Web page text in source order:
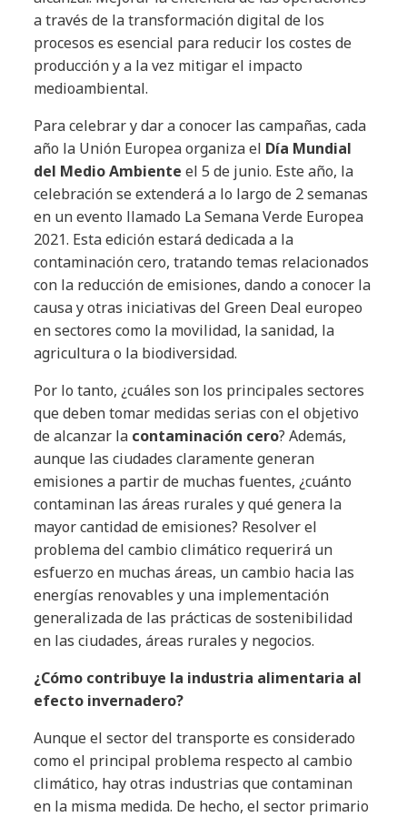
a través de la transformación digital de los
procesos es esencial para reducir los costes de
producción y a la vez mitigar el impacto
medioambiental.
Para celebrar y dar a conocer las campañas, cada
año la Unión Europea organiza el Día Mundial
del Medio Ambiente el 5 de junio. Este año, la
celebración se extenderá a lo largo de 2 semanas
en un evento llamado La Semana Verde Europea
2021. Esta edición estará dedicada a la
contaminación cero, tratando temas relacionados
con la reducción de emisiones, dando a conocer la
causa y otras iniciativas del Green Deal europeo
en sectores como la movilidad, la sanidad, la
agricultura o la biodiversidad.
Por lo tanto, ¿cuáles son los principales sectores
que deben tomar medidas serias con el objetivo
de alcanzar la contaminación cero? Además,
aunque las ciudades claramente generan
emisiones a partir de muchas fuentes, ¿cuánto
contaminan las áreas rurales y qué genera la
mayor cantidad de emisiones? Resolver el
problema del cambio climático requerirá un
esfuerzo en muchas áreas, un cambio hacia las
energías renovables y una implementación
generalizada de las prácticas de sostenibilidad
en las ciudades, áreas rurales y negocios.
¿Cómo contribuye la industria alimentaria al
efecto invernadero?
Aunque el sector del transporte es considerado
como el principal problema respecto al cambio
climático, hay otras industrias que contaminan
en la misma medida. De hecho, el sector primario